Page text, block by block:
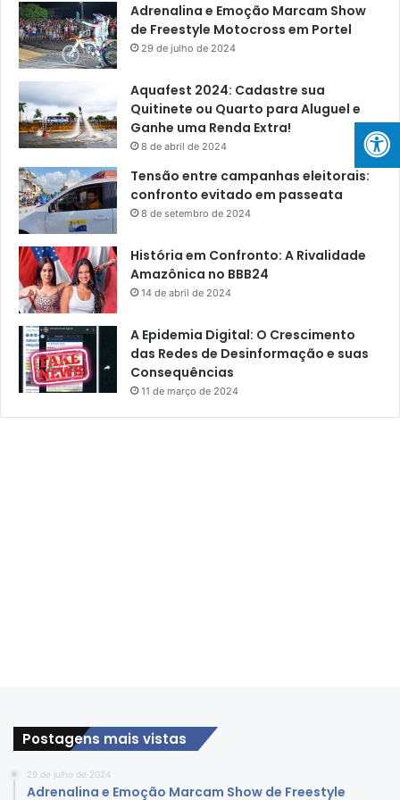
Adrenalina e Emoção Marcam Show
de Freestyle Motocross em Portel
29 de julho de 2024
Aquafest 2024: Cadastre sua
Quitinete ou Quarto para Aluguel e
Ganhe uma Renda Extra!
8 de abril de 2024
Tensão entre campanhas eleitorais:
confronto evitado em passeata
8 de setembro de 2024
História em Confronto: A Rivalidade
Amazônica no BBB24
14 de abril de 2024
A Epidemia Digital: O Crescimento
das Redes de Desinformação e suas
Consequências
11 de março de 2024
Postagens mais vistas
29 de julho de 2024
Adrenalina e Emoção Marcam Show de Freestyle